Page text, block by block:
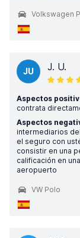
Volkswagen
JU J. U.
Aspectos
contrata
Aspectos
intermediarios
el seguro con
consistir en una
calificación en
aeropuerto
VW Polo